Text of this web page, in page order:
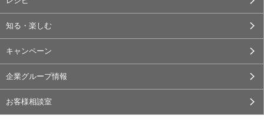
知る・楽しむ
キャンペーン
企業グループ情報
お客様相談室